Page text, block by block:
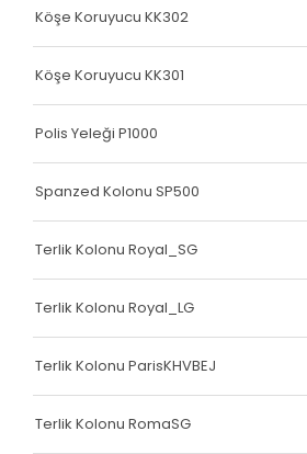
Köşe Koruyucu KK302
Köşe Koruyucu KK301
Polis Yeleği P1000
Spanzed Kolonu SP500
Terlik Kolonu Royal_SG
Terlik Kolonu Royal_LG
Terlik Kolonu ParisKHVBEJ
Terlik Kolonu RomaSG